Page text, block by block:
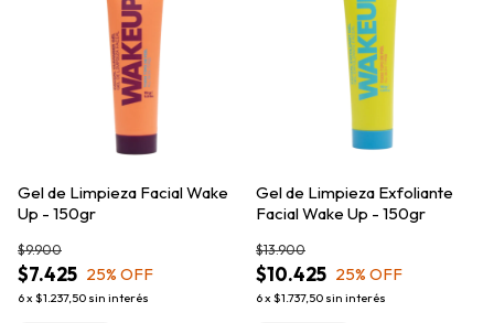
Gel de Limpieza Facial Wake
Up - 150gr
$7.425
$9.900
25% OFF
6x $1.237,50 sin interés
Gel de Limpieza Exfoliante
Facial Wake Up - 150gr
$10.425
$13.900
25% OFF
6x $1.737,50 sin interés